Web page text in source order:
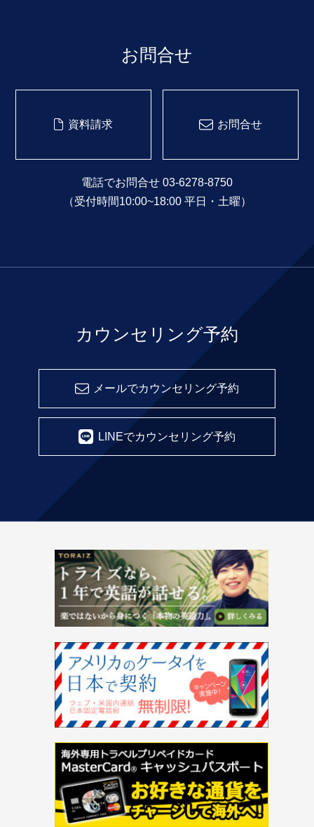
お問合せ
資料請求 お問合せ
電話でお問合せ 03-6278-8750
（受付時間10:00~18:00 平日・土曜）
カウンセリング予約
メールでカウンセリング予約
LINEでカウンセリング予約